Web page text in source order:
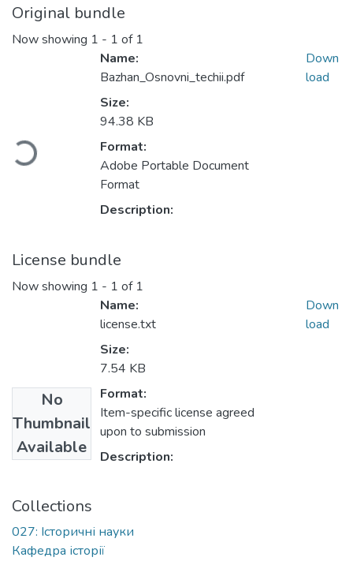
Original bundle
Now showing 1 - 1 of 1
Loading...
Name:
Bazhan_Osnovni_techii.pdf
Size:
94.38 KB
Format:
Adobe Portable Document
Format
Description:
Down
load
License bundle
Now showing 1 - 1 of 1
No
Thumbnail
Available
Name:
license.txt
Size:
7.54 KB
Format:
Item-specific license agreed
upon to submission
Description:
Down
load
Collections
027: Історичні науки
Кафедра історії